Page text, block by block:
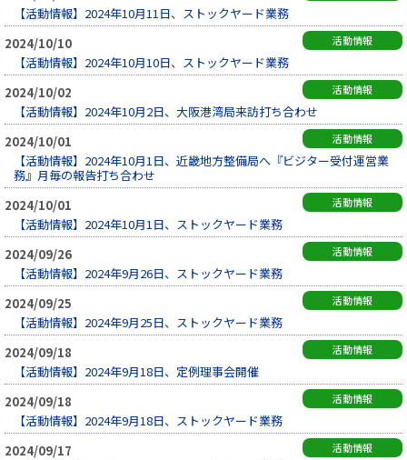
【活動情報】2024年10月11日、ストックヤード業務
2024/10/10
活動情報
【活動情報】2024年10月10日、ストックヤード業務
2024/10/02
活動情報
【活動情報】2024年10月2日、大阪港湾局来訪打ち合わせ
2024/10/01
活動情報
【活動情報】2024年10月1日、近畿地方整備局へ『ビジター受付運営業
務』月毎の報告打ち合わせ
2024/10/01
活動情報
【活動情報】2024年10月1日、ストックヤード業務
2024/09/26
活動情報
【活動情報】2024年9月26日、ストックヤード業務
2024/09/25
活動情報
【活動情報】2024年9月25日、ストックヤード業務
2024/09/18
活動情報
【活動情報】2024年9月18日、定例理事会開催
2024/09/18
活動情報
【活動情報】2024年9月18日、ストックヤード業務
2024/09/17
活動情報